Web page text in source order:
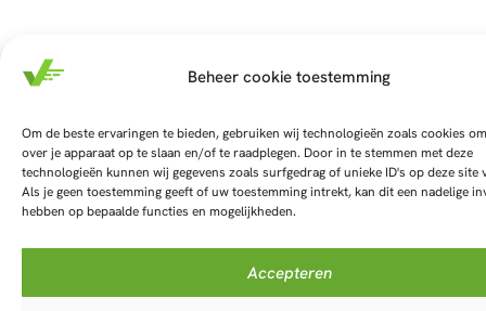
Beheer cookie toestemming
Om de beste ervaringen te bieden, gebruiken wij technologieën zoals cookies
over je apparaat op te slaan en/of te raadplegen. Door in te stemmen met deze
technologieën kunnen wij gegevens zoals surfgedrag of unieke ID's op deze site
Als je geen toestemming geeft of uw toestemming intrekt, kan dit een nadelige
hebben op bepaalde functies en mogelijkheden.
Accepteren